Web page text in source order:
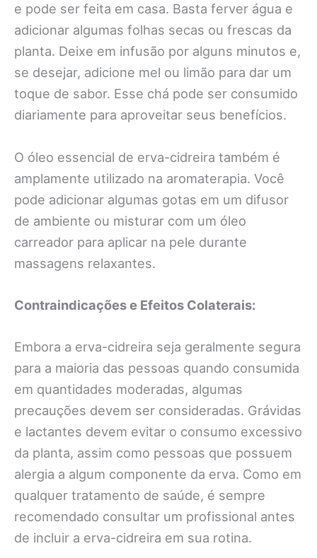
e pode ser feita em casa. Basta ferver água e
adicionar algumas folhas secas ou frescas da
planta. Deixe em infusão por alguns minutos e,
se desejar, adicione mel ou limão para dar um
toque de sabor. Esse chá pode ser consumido
diariamente para aproveitar seus benefícios.
O óleo essencial de erva-cidreira também é
amplamente utilizado na aromaterapia. Você
pode adicionar algumas gotas em um difusor
de ambiente ou misturar com um óleo
carreador para aplicar na pele durante
massagens relaxantes.
Contraindicações e Efeitos Colaterais:
Embora a erva-cidreira seja geralmente segura
para a maioria das pessoas quando consumida
em quantidades moderadas, algumas
precauções devem ser consideradas. Grávidas
e lactantes devem evitar o consumo excessivo
da planta, assim como pessoas que possuem
alergia a algum componente da erva. Como em
qualquer tratamento de saúde, é sempre
recomendado consultar um profissional antes
de incluir a erva-cidreira em sua rotina.